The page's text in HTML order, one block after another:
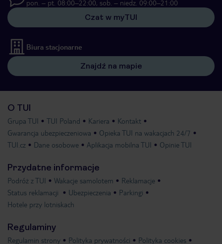
pon. – pt. 08:00–22:00, sob. – niedz. 09:00–21:00
Czat w myTUI
Biura stacjonarne
Znajdź na mapie
O TUI
Grupa TUI TUI Poland Kariera
Kontakt
Gwarancja ubezpieczeniowa
Opieka TUI na wakacjach 24/7
TUI.cz
Dane osobowe Aplikacja mobilna TUI Opinie TUI
Przydatne informacje
Podróż z TUI Wakacje samolotem
Reklamacje
Status reklamacji
Ubezpieczenia
Parkingi
Hotele przy lotniskach
Regulaminy
Regulamin strony Polityka prywatności
Polityka cookies